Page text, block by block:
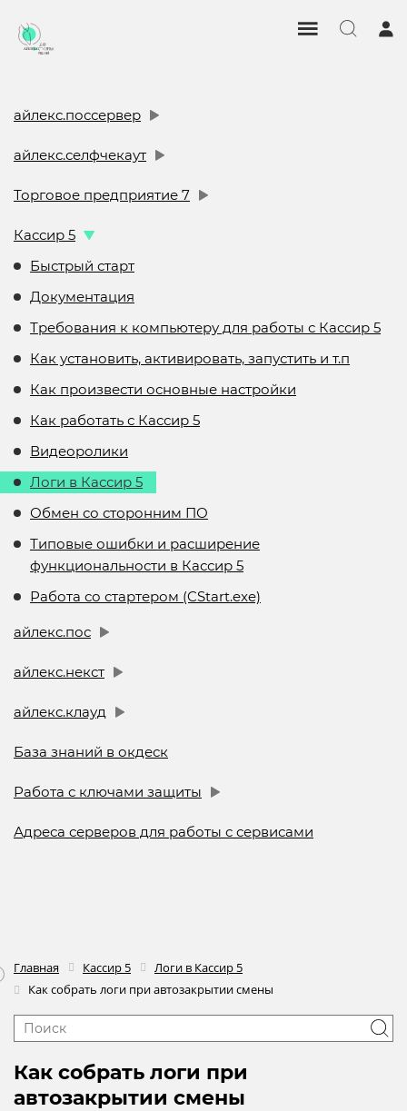
айлекс.поссервер
айлекс.селфчекаут
Торговое предприятие 7
Кассир 5
Быстрый старт
Документация
Требования к компьютеру для работы с Кассир 5
Как установить, активировать, запустить и т.п
Как произвести основные настройки
Как работать с Кассир 5
Видеоролики
Логи в Кассир 5
Обмен со сторонним ПО
Типовые ошибки и расширение
функциональности в Кассир 5
Работа со стартером (CStart.exe)
айлекс.пос
айлекс.некст
айлекс.клауд
База знаний в окдеск
Работа с ключами защиты
Адреса серверов для работы с сервисами
Главная Кассир 5
Логи в Кассир 5
Как собрать логи при автозакрытии смены
Как собрать логи при
автозакрытии смены